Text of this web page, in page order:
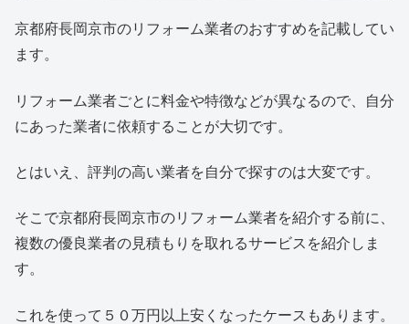
京都府長岡京市のリフォーム業者のおすすめを記載してい
ます。
リフォーム業者ごとに料金や特徴などが異なるので、自分
にあった業者に依頼することが大切です。
とはいえ、評判の高い業者を自分で探すのは大変です。
そこで京都府長岡京市のリフォーム業者を紹介する前に、
複数の優良業者の見積もりを取れるサービスを紹介しま
す。
これを使って５０万円以上安くなったケースもあります。